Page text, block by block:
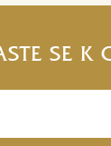
SE K